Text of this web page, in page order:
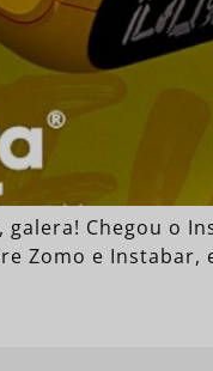
galera! Chegou o
Zomo e Instabar,